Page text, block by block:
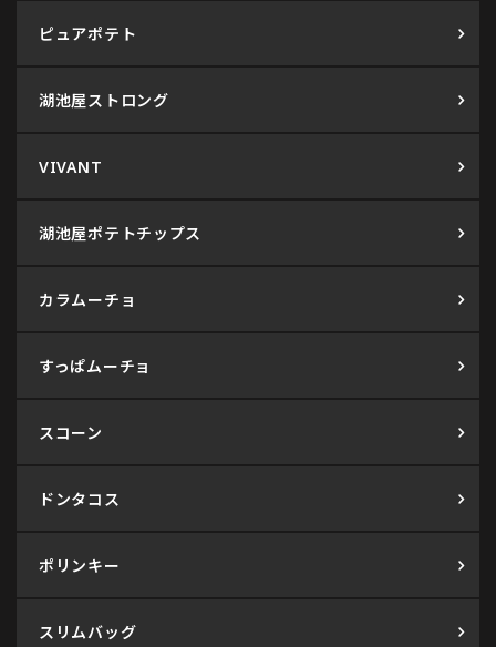
ピュアポテト
湖池屋ストロング
VIVANT
湖池屋ポテトチップス
カラムーチョ
すっぱムーチョ
スコーン
ドンタコス
ポリンキー
スリムバッグ